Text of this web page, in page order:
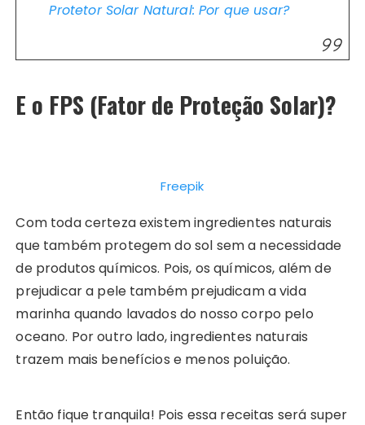
Protetor Solar Natural: Por que usar?
E o FPS (Fator de Proteção Solar)?
Freepik
Com toda certeza existem ingredientes naturais
que também protegem do sol sem a necessidade
de produtos químicos. Pois, os químicos, além de
prejudicar a pele também prejudicam a vida
marinha quando lavados do nosso corpo pelo
oceano. Por outro lado, ingredientes naturais
trazem mais benefícios e menos poluição.
Então fique tranquila! Pois essa receitas será super